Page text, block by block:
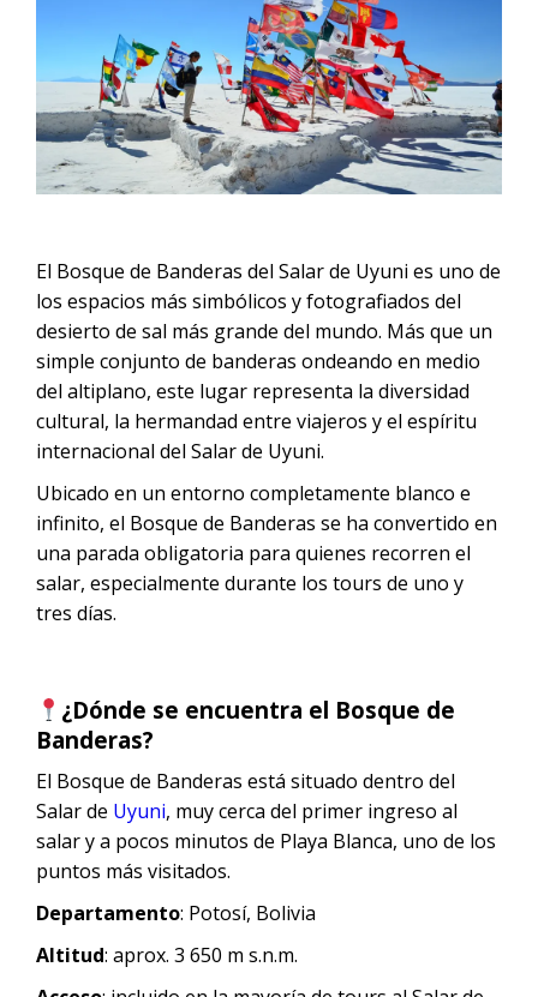
Tour Salar de Uyuni desde La Paz en
Vuelo | 2D/1N
Tour Salar de Uyuni 1 día
Tour Salar de Uyuni desde Sucre en
Vuelo
Tour Salar de Uyuni desde San
Pedro de Atacama en vuelo
Cochabamba en Vuelo | 2D/1N
CONTACTANOS
El Bosque de Banderas del Salar de Uyuni es uno de
los espacios más simbólicos y fotografiados del
desierto de sal más grande del mundo. Más que un
simple conjunto de banderas ondeando en medio
del altiplano, este lugar representa la diversidad
cultural, la hermandad entre viajeros y el espíritu
internacional del Salar de Uyuni.
Ubicado en un entorno completamente blanco e
infinito, el Bosque de Banderas se ha convertido en
una parada obligatoria para quienes recorren el
salar, especialmente durante los tours de uno y
tres días.
¿Dónde se encuentra el Bosque de
Banderas?
El Bosque de Banderas está situado dentro del
Salar de Uyuni, muy cerca del primer ingreso al
salar y a pocos minutos de Playa Blanca, uno de los
puntos más visitados.
Departamento: Potosí, Bolivia
Altitud: aprox. 3 650 m s.n.m.